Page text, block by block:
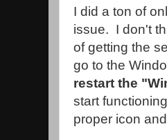
I did a ton of
issue. I don't
of getting the
go to the
restart the
start
proper icon